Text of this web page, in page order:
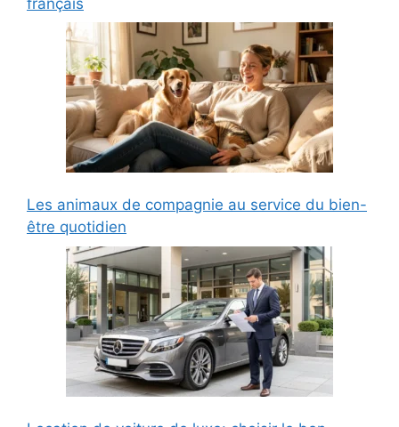
Les animaux de compagnie au service du bien-
être quotidien